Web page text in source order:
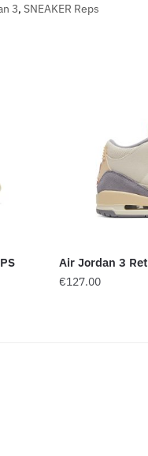
3, SNEAKER Reps
Air Jordan 3
€127.00